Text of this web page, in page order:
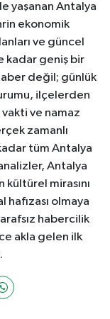
yaşanan Antalya
ekonomik
ve güncel
kadar geniş bir
değil; günlük
ilçelerden
ve namaz
zamanlı
tüm Antalya
Antalya
mirasını
hafızası olmaya
habercilik
akla gelen ilk